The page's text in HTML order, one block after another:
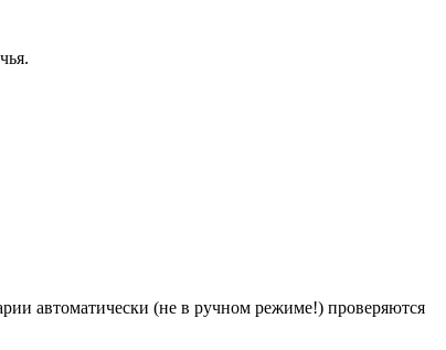
автоматически (не в ручном режиме!) проверяются